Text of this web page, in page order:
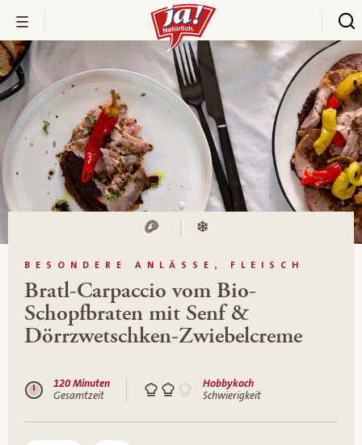
BESONDERE ANLÄSSE, FLEISCH
Bratl-Carpaccio vom Bio-
Schopfbraten mit Senf &
Dörrzwetschken-Zwiebelcreme
120 Minuten
Gesamtzeit
Hobbykoch
Schwierigkeit